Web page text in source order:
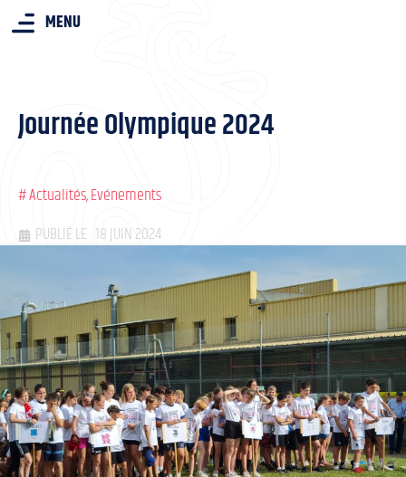
MENU
Journée Olympique 2024
#Actualités,Evénements
PUBLIÉ LE : 18 JUIN 2024